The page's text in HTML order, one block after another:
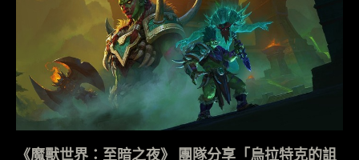
《魔獸世界：至暗之夜》 團隊分享「烏拉特克的詛